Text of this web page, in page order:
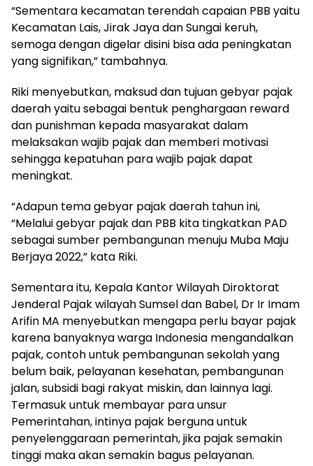
“Sementara kecamatan terendah capaian PBB yaitu
Kecamatan Lais, Jirak Jaya dan Sungai keruh,
semoga dengan digelar disini bisa ada peningkatan
yang signifikan,” tambahnya.
Riki menyebutkan, maksud dan tujuan gebyar pajak
daerah yaitu sebagai bentuk penghargaan reward
dan punishman kepada masyarakat dalam
melaksakan wajib pajak dan memberi motivasi
sehingga kepatuhan para wajib pajak dapat
meningkat.
“Adapun tema gebyar pajak daerah tahun ini,
“Melalui gebyar pajak dan PBB kita tingkatkan PAD
sebagai sumber pembangunan menuju Muba Maju
Berjaya 2022,” kata Riki.
Sementara itu, Kepala Kantor Wilayah Diroktorat
Jenderal Pajak wilayah Sumsel dan Babel, Dr Ir Imam
Arifin MA menyebutkan mengapa perlu bayar pajak
karena banyaknya warga Indonesia mengandalkan
pajak, contoh untuk pembangunan sekolah yang
belum baik, pelayanan kesehatan, pembangunan
jalan, subsidi bagi rakyat miskin, dan lainnya lagi.
Termasuk untuk membayar para unsur
Pemerintahan, intinya pajak berguna untuk
penyelenggaraan pemerintah, jika pajak semakin
tinggi maka akan semakin bagus pelayanan.